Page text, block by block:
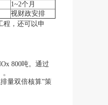
1~2个月
视财政安排
程，还可以申
800吨。通过
量双倍核算”策